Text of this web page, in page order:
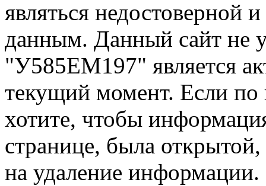
являться недостоверной
данным. Данный сайт не
"У585ЕМ197" является
текущий момент. Если
хотите, чтобы
странице, была открытой,
на удаление информации.